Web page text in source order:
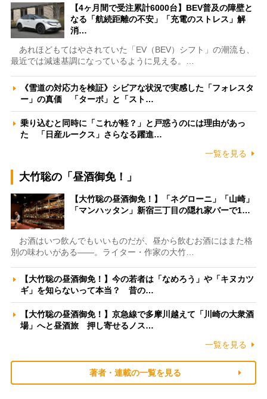
【4ヶ月間で受注累計6000台】BEV普及の障壁と
なる「航続距離の不安」「充電のストレス」解
消…
あれほどもてはやされていた「EV（BEV）シフト」の潮流も、
最近では減速基調になっているように見える。…
《雪道の対応力を検証》シビアな状況で実感した「フォレスタ
ー」の真価 「ターボ」と「スト…
乗り込むと同時に「これが軽？」と戸惑うのには理由があっ
た 「日産ルークス」さらなる躍進…
一覧を見る
大竹聡の「昼酒御免！」
【大竹聡の昼酒御免！】「ネグローニ」「山崎」
「マンハッタン」新宿三丁目の隠れ家バーで1…
お酒はいつ飲んでもいいものだが、昼から飲むお酒にはまた格
別の味わいがある――。ライター・作家の大竹…
【大竹聡の昼酒御免！】今の若者は「なめろう」や「キヌカツ
ギ」を知らないって本当？ 昔の…
【大竹聡の昼酒御免！】京急線で多摩川越えて「川崎の大衆酒
場」へと昼酒旅 押し寄せるノス…
一覧を見る
著者・連載の一覧を見る